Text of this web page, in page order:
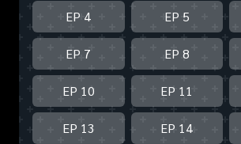
EP 4 EP 5
EP 7 EP 8
EP 10 EP 11
EP 13 EP 14